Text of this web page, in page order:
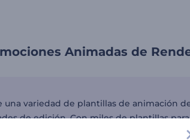
Animadas de
una variedad de plantillas de animación
de edición. Con miles de plantillas
de videos promocionales animados